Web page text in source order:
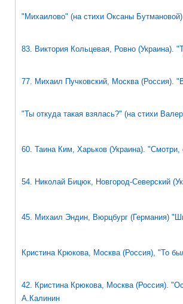
"Михаилово" (на стихи Оксаны Бутмановой)
83. Виктория Кольцевая, Ровно (Украина).
77. Михаил Пучковский, Москва (Россия).
"Ты откуда такая взялась?" (на стихи
60. Таина Ким, Харьков (Украина).
54. Николай Бицюк, Новгород-Северский
45. Михаил Эндин, Вюрцбург (Германия)
Кристина Крюкова, Москва (Россия), "То
42. Кристина Крюкова, Москва (Россия).
А.Калинин